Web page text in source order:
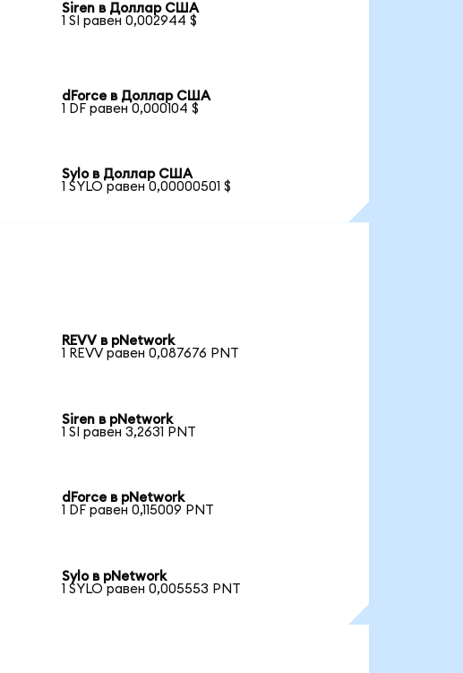
Siren в Доллар США
1 SI равен 0,002944 $
dForce в Доллар США
1 DF равен 0,000104 $
Sylo в Доллар США
1 SYLO равен 0,00000501 $
REVV в pNetwork
1 REVV равен 0,087676 PNT
Siren в pNetwork
1 SI равен 3,2631 PNT
dForce в pNetwork
1 DF равен 0,115009 PNT
Sylo в pNetwork
1 SYLO равен 0,005553 PNT